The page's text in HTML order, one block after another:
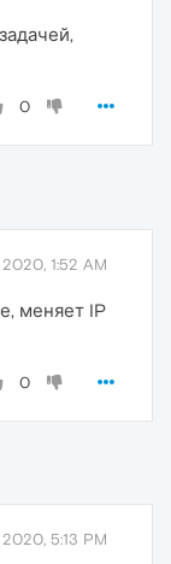
0
2020, 1:52 AM
меняет IP
0
2020, 5:13 PM